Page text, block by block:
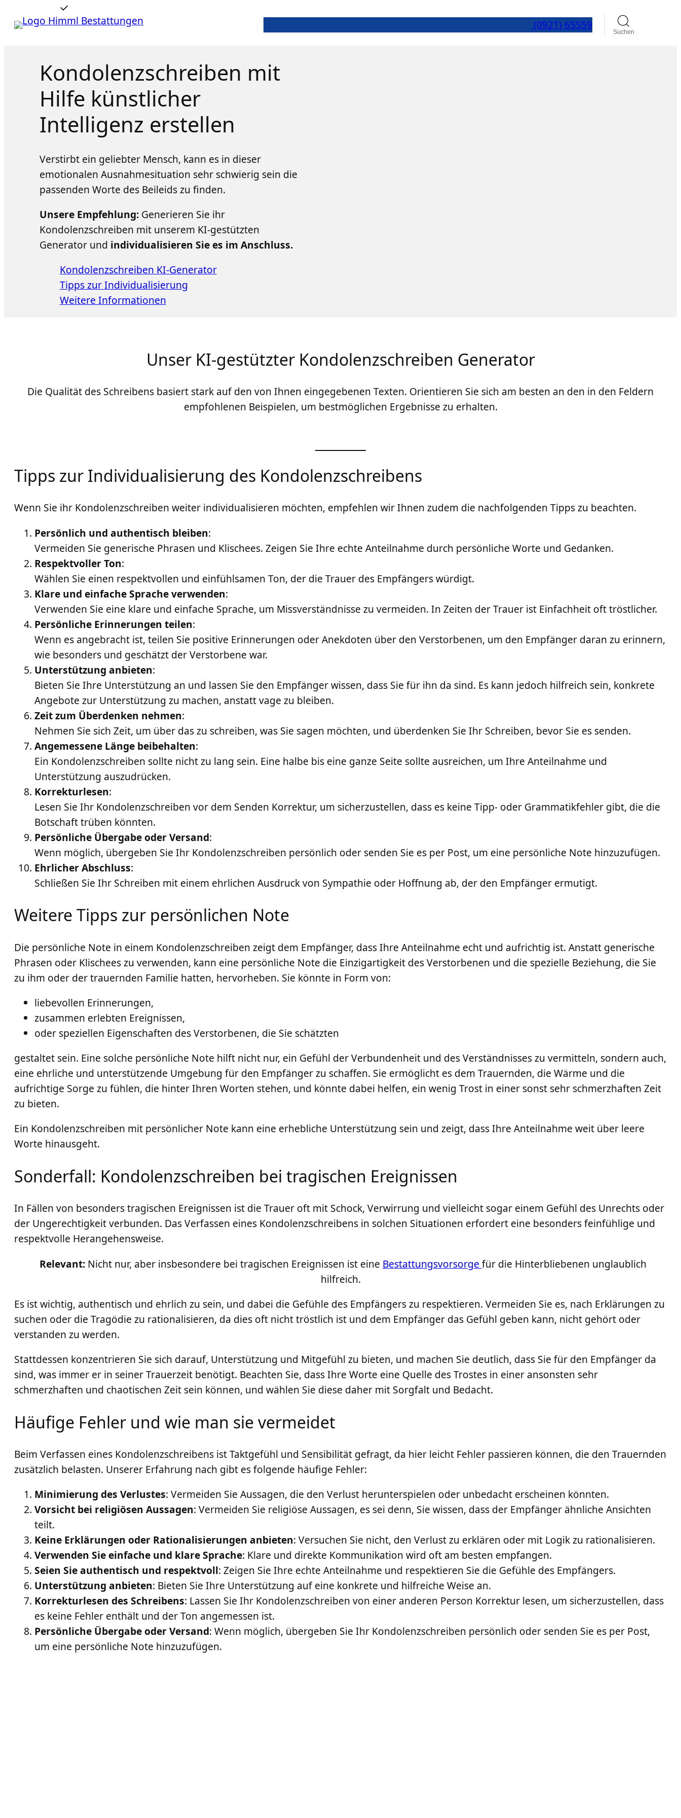
Zum Inhalt springen
(0921) 65559
Suchen
Kondolenzschreiben mit
Hilfe künstlicher
Intelligenz erstellen
Verstirbt ein geliebter Mensch, kann es in dieser
emotionalen Ausnahmesituation sehr schwierig sein die
passenden Worte des Beileids zu finden.
Unsere Empfehlung:Generieren Sie ihr
Kondolenzschreiben mit unserem KI-gestützten
Generator und individualisieren Sie es im Anschluss.
Kondolenzschreiben KI-Generator
Tipps zur Individualisierung
Weitere Informationen
Unser KI-gestützter Kondolenzschreiben Generator
Die Qualität des Schreibens basiert stark auf den von Ihnen eingegebenen Texten. Orientieren Sie sich am besten an den in den Feldern
empfohlenen Beispielen, um bestmöglichen Ergebnisse zu erhalten.
Tipps zur Individualisierung des Kondolenzschreibens
Wenn Sie ihr Kondolenzschreiben weiter individualisieren möchten, empfehlen wir Ihnen zudem die nachfolgenden Tipps zu beachten.
Persönlich und authentisch bleiben:
Vermeiden Sie generische Phrasen und Klischees. Zeigen Sie Ihre echte Anteilnahme durch persönliche Worte und Gedanken.
Respektvoller Ton:
Wählen Sie einen respektvollen und einfühlsamen Ton, der die Trauer des Empfängers würdigt.
Klare und einfache Sprache verwenden:
Verwenden Sie eine klare und einfache Sprache, um Missverständnisse zu vermeiden. In Zeiten der Trauer ist Einfachheit oft tröstlicher.
Persönliche Erinnerungen teilen:
Wenn es angebracht ist, teilen Sie positive Erinnerungen oder Anekdoten über den Verstorbenen, um den Empfänger daran zu erinnern,
wie besonders und geschätzt der Verstorbene war.
Unterstützung anbieten:
Bieten Sie Ihre Unterstützung an und lassen Sie den Empfänger wissen, dass Sie für ihn da sind. Es kann jedoch hilfreich sein, konkrete
Angebote zur Unterstützung zu machen, anstatt vage zu bleiben.
Zeit zum Überdenken nehmen:
Nehmen Sie sich Zeit, um über das zu schreiben, was Sie sagen möchten, und überdenken Sie Ihr Schreiben, bevor Sie es senden.
Angemessene Länge beibehalten:
Ein Kondolenzschreiben sollte nicht zu lang sein. Eine halbe bis eine ganze Seite sollte ausreichen, um Ihre Anteilnahme und
Unterstützung auszudrücken.
Korrekturlesen:
Lesen Sie Ihr Kondolenzschreiben vor dem Senden Korrektur, um sicherzustellen, dass es keine Tipp- oder Grammatikfehler gibt, die die
Botschaft trüben könnten.
Persönliche Übergabe oder Versand:
Wenn möglich, übergeben Sie Ihr Kondolenzschreiben persönlich oder senden Sie es per Post, um eine persönliche Note hinzuzufügen.
Ehrlicher Abschluss:
Schließen Sie Ihr Schreiben mit einem ehrlichen Ausdruck von Sympathie oder Hoffnung ab, der den Empfänger ermutigt.
Weitere Tipps zur persönlichen Note
Die persönliche Note in einem Kondolenzschreiben zeigt dem Empfänger, dass Ihre Anteilnahme echt und aufrichtig ist. Anstatt generische
Phrasen oder Klischees zu verwenden, kann eine persönliche Note die Einzigartigkeit des Verstorbenen und die spezielle Beziehung, die Sie
zu ihm oder der trauernden Familie hatten, hervorheben. Sie könnte in Form von:
liebevollen Erinnerungen,
zusammen erlebten Ereignissen,
oder speziellen Eigenschaften des Verstorbenen, die Sie schätzten
gestaltet sein. Eine solche persönliche Note hilft nicht nur, ein Gefühl der Verbundenheit und des Verständnisses zu vermitteln, sondern auch,
eine ehrliche und unterstützende Umgebung für den Empfänger zu schaffen. Sie ermöglicht es dem Trauernden, die Wärme und die
aufrichtige Sorge zu fühlen, die hinter Ihren Worten stehen, und könnte dabei helfen, ein wenig Trost in einer sonst sehr schmerzhaften Zeit
zu bieten.
Ein Kondolenzschreiben mit persönlicher Note kann eine erhebliche Unterstützung sein und zeigt, dass Ihre Anteilnahme weit über leere
Worte hinausgeht.
Sonderfall: Kondolenzschreiben bei tragischen Ereignissen
In Fällen von besonders tragischen Ereignissen ist die Trauer oft mit Schock, Verwirrung und vielleicht sogar einem Gefühl des Unrechts oder
der Ungerechtigkeit verbunden. Das Verfassen eines Kondolenzschreibens in solchen Situationen erfordert eine besonders feinfühlige und
respektvolle Herangehensweise.
Relevant: Nicht nur, aber insbesondere bei tragischen Ereignissen ist eine Bestattungsvorsorge für die Hinterbliebenen unglaublich
hilfreich.
Es ist wichtig, authentisch und ehrlich zu sein, und dabei die Gefühle des Empfängers zu respektieren. Vermeiden Sie es, nach Erklärungen zu
suchen oder die Tragödie zu rationalisieren, da dies oft nicht tröstlich ist und dem Empfänger das Gefühl geben kann, nicht gehört oder
verstanden zu werden.
Stattdessen konzentrieren Sie sich darauf, Unterstützung und Mitgefühl zu bieten, und machen Sie deutlich, dass Sie für den Empfänger da
sind, was immer er in seiner Trauerzeit benötigt. Beachten Sie, dass Ihre Worte eine Quelle des Trostes in einer ansonsten sehr
schmerzhaften und chaotischen Zeit sein können, und wählen Sie diese daher mit Sorgfalt und Bedacht.
Häufige Fehler und wie man sie vermeidet
Beim Verfassen eines Kondolenzschreibens ist Taktgefühl und Sensibilität gefragt, da hier leicht Fehler passieren können, die den Trauernden
zusätzlich belasten. Unserer Erfahrung nach gibt es folgende häufige Fehler:
Minimierung des Verlustes: Vermeiden Sie Aussagen, die den Verlust herunterspielen oder unbedacht erscheinen könnten.
Vorsicht bei religiösen Aussagen: Vermeiden Sie religiöse Aussagen, es sei denn, Sie wissen, dass der Empfänger ähnliche Ansichten
teilt.
Keine Erklärungen oder Rationalisierungen anbieten: Versuchen Sie nicht, den Verlust zu erklären oder mit Logik zu rationalisieren.
Verwenden Sie einfache und klare Sprache: Klare und direkte Kommunikation wird oft am besten empfangen.
Seien Sie authentisch und respektvoll: Zeigen Sie Ihre echte Anteilnahme und respektieren Sie die Gefühle des Empfängers.
Unterstützung anbieten: Bieten Sie Ihre Unterstützung auf eine konkrete und hilfreiche Weise an.
Korrekturlesen des Schreibens: Lassen Sie Ihr Kondolenzschreiben von einer anderen Person Korrektur lesen, um sicherzustellen, dass
es keine Fehler enthält und der Ton angemessen ist.
Persönliche Übergabe oder Versand: Wenn möglich, übergeben Sie Ihr Kondolenzschreiben persönlich oder senden Sie es per Post,
um eine persönliche Note hinzuzufügen.